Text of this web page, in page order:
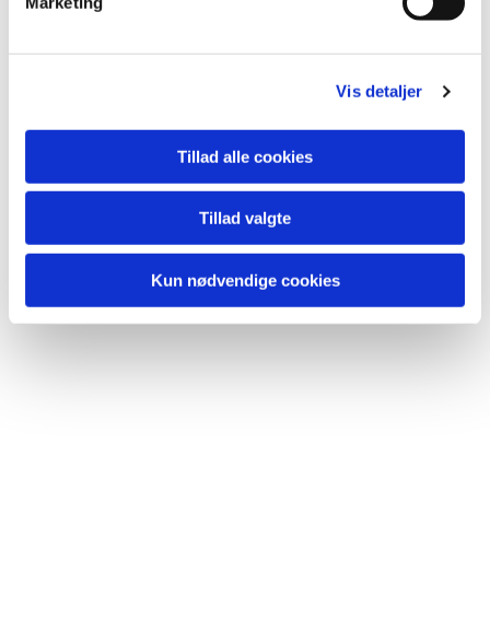
Vis detaljer
Tillad alle cookies
Tillad valgte
Kun nødvendige cookies
vores liv.
Du vil måske også kunne lide...